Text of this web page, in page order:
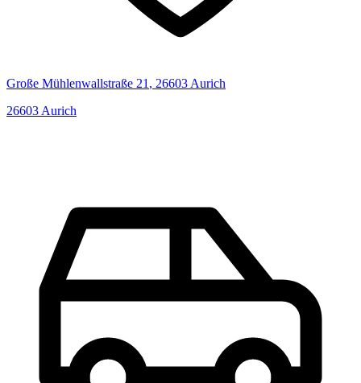
Große Mühlenwallstraße 21 , 26603 Aurich
26603 Aurich